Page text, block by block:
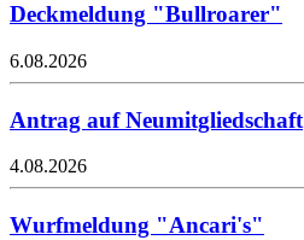
Deckmeldung "Bullroarer"
6.08.2026
Antrag auf Neumitgliedschaft
4.08.2026
Wurfmeldung "Ancari's"